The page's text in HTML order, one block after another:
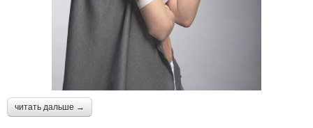
читать дальше →